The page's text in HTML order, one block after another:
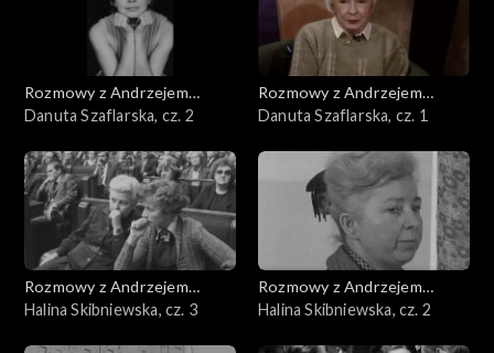
Rozmowy z Andrzejem
Doboszem
Danuta Szaflarska, cz. 2
Rozmowy z Andrzejem
Doboszem
Danuta Szaflarska, cz. 1
Rozmowy z Andrzejem
Doboszem
Halina Skibniewska, cz. 3
Rozmowy z Andrzejem
Doboszem
Halina Skibniewska, cz. 2